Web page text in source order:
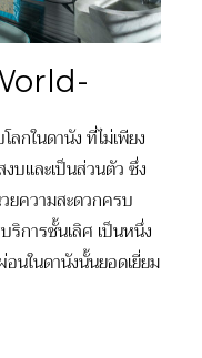
ในดานัง ที่ไม่เพียง
บและเป็นส่วนตัว ซึ่ง
ความสะดวกครบ
ริการชั้นเลิศ เป็นหนึ่ง
นในดานังนั้นยอดเยี่ยม